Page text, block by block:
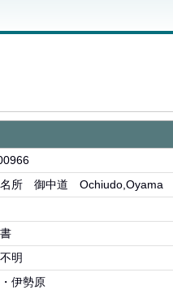
名所 御中道 Ochiudo,Oyama
明
伊勢原